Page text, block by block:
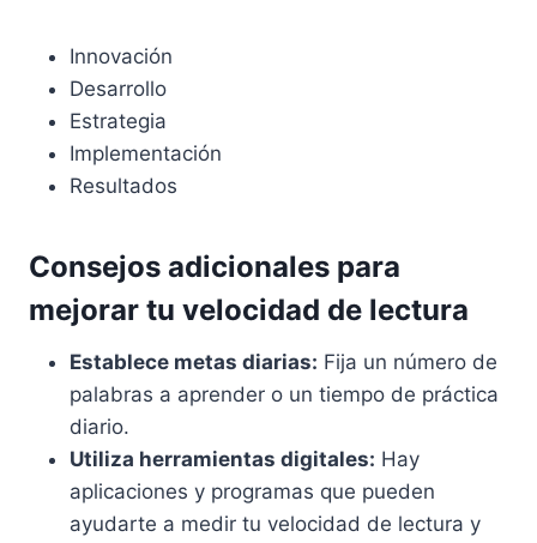
Innovación
Desarrollo
Estrategia
Implementación
Resultados
Consejos adicionales para
mejorar tu velocidad de lectura
Establece metas diarias: Fija un número de
palabras a aprender o un tiempo de práctica
diario.
Utiliza herramientas digitales: Hay
aplicaciones y programas que pueden
ayudarte a medir tu velocidad de lectura y